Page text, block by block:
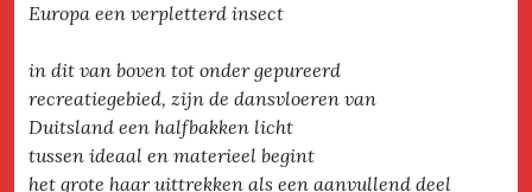
Europa een verpletterd insect
in dit van boven tot onder gepureerd
recreatiegebied, zijn de dansvloeren van
Duitsland een halfbakken licht
tussen ideaal en materieel begint
het grote haar uittrekken als een aanvullend deel